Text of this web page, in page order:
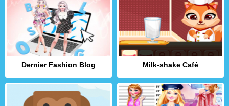
Dernier Fashion Blog Milk-shake Café